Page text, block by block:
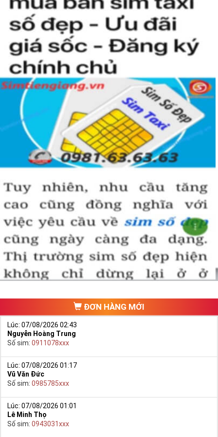
kiện để sở hữu một sim tứ quý 2 này, bởi vậy chỉ cần nhìn vào
người khác cũng sẽ biết được vị trí của bạn trong xã hội là như thế
nào rồi?
Hướng dẫn mua Sim Tứ Quý 2 tại
Simtiengiang.vn.
Sim Tiền Giang là đơn vị cung cấp
Tứ Quý, sim giá rẻ uy
tín chất lượng.
Chọn mua sim số đẹp thường mất nhiều thời gian ở khoản lựa số,
một số phải vừa đẹp, vừa tốt về phong thủy thì mới là sim hoàn
hảo. Vậy phải làm sao?
- Cách nhanh nhất để chọn mua được Sim Tứ Quý 2 là bạn vào
trang chủ của Sim Tiền Giang, chọn mục “
Sim giảm giá
“ ở ngay đầu
trang chủ. Đây là danh sách sim được đại lý giảm giá vì một số lý
Ngoài ra quý khách chưa ưng ý về Sim Tứ Quý 2 có cũng thể tham
khảo thêm Sim Vinaphone,Sim Gmobile, Sim Tứ Quý Giữa
ĐƠN HÀNG MỚI
Lúc: 07/08/2026 02:43
Nguyễn Hoàng Trung
Số sim: 0911078xxx
Lúc: 07/08/2026 01:17
Vũ Văn Đức
Số sim: 0985785xxx
Lúc: 07/08/2026 01:01
Lê Minh Thọ
Số sim: 0943031xxx